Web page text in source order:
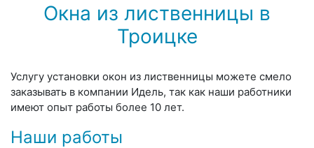
Окна из лиственницы в
Троицке
Услугу установки окон из лиственницы можете смело
заказывать в компании Идель, так как наши работники
имеют опыт работы более 10 лет.
Наши работы